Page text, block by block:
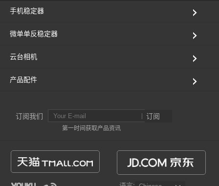
Vimble 2S
VLOG pocket
Vimble 2
飞宇蝎子-C
飞宇蝎子 Pro
G6 MAX
AK2000S
WG2X
G6
手机稳定器
微单单反稳定器
云台相机
产品配件
订阅我们 订阅
第一时间获取产品资讯